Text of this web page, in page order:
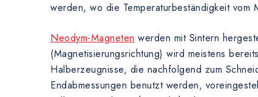
werden, wo die Temperaturbeständigkeit vom
Neodym-Magneten werden mit Sintern
(Magnetisierungsrichtung) wird meistens
Halberzeugnisse, die nachfolgend zum
Endabmessungen benutzt werden,